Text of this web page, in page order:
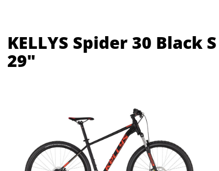
KELLYS Spider 30 Black S
29"